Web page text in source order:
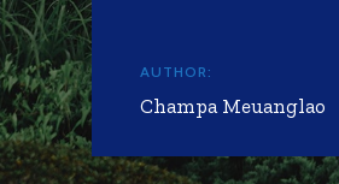
AUTHOR:
Champa Meuanglao